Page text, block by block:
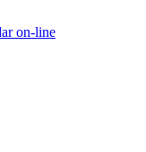
on-line